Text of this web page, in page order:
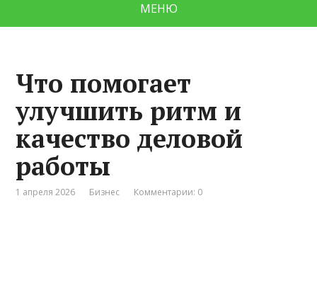
МЕНЮ
Что помогает
улучшить ритм и
качество деловой
работы
1 апреля 2026 Бизнес Комментарии: 0